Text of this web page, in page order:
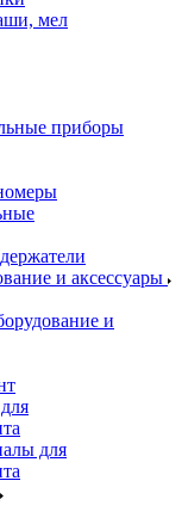
мел
приборы
и аксессуары
и
для